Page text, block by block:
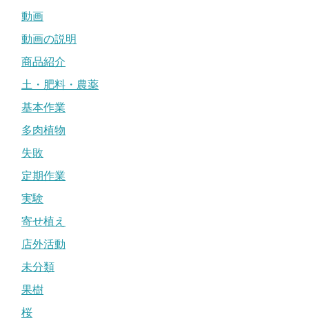
動画
動画の説明
商品紹介
土・肥料・農薬
基本作業
多肉植物
失敗
定期作業
実験
寄せ植え
店外活動
未分類
果樹
桜